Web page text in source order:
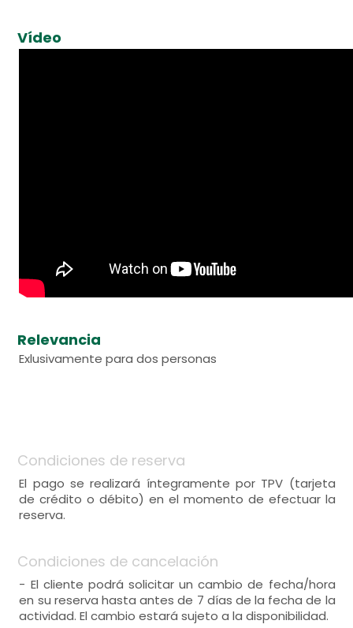
Vídeo
Relevancia
Exlusivamente para dos personas
Condiciones de reserva
El pago se realizará íntegramente por TPV (tarjeta
de crédito o débito) en el momento de efectuar la
reserva.
Condiciones de cancelación
- El cliente podrá solicitar un cambio de fecha/hora
en su reserva hasta antes de 7 días de la fecha de la
actividad. El cambio estará sujeto a la disponibilidad.